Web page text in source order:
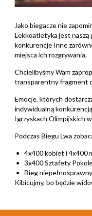
Jako biegacze nie
Lekkoatletyka jest naszą
konkurencje Inne
miejsca ich rozgrywania.
Chcielibyśmy Wam
transparentny fragment
Emocje, których
indywidualną
Igrzyskach Olimpijskich
Podczas Biegu Lwa
4x400 kobiet i 4x400
3x400 Sztafety
Bieg
Kibicujmy, bo będzie